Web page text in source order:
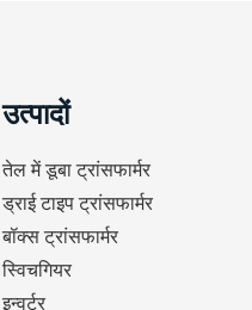
उत्पादों
तेल में डूबा ट्रांसफार्मर
ड्राई टाइप ट्रांसफार्मर
बॉक्स ट्रांसफार्मर
स्विचगियर
इन्वर्टर